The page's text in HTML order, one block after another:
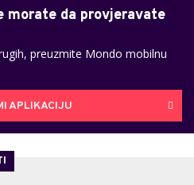
morate da provjeravate
preuzmite Mondo mobilnu
APLIKACIJU